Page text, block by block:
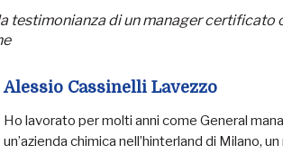
testimonianza di un manager certificato
Alessio Cassinelli Lavezzo
Ho lavorato per molti anni come General
un’azienda chimica nell’hinterland di Milano, un